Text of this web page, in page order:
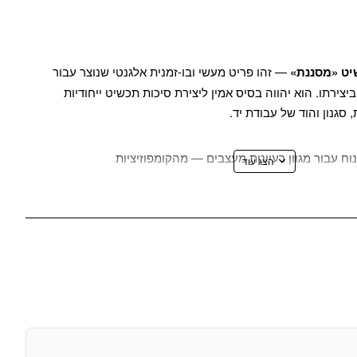
«מסננת» — זהו פריט מעשי ובו-זמנית אלגנטי שנוצר עבור
הוא יהווה בסיס אמין ליצירת סיכות תכשיט ייחודיות
נוח עבור מגוון רעיונות מעצבים — מהקומפוזיציות
מורכבות. משטח מחורר בצורת «מסננת» מאפשר
כזה איננו רק מעשי, אלא גם מסייע ליצור תכשיטים קלים